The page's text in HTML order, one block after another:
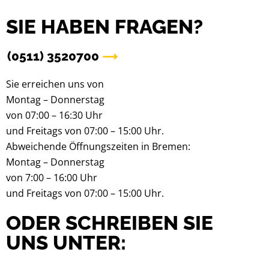
SIE HABEN FRAGEN?
(0511) 3520700
Sie erreichen uns von
Montag – Donnerstag
von 07:00 – 16:30 Uhr
und Freitags von 07:00 – 15:00 Uhr.
Abweichende Öffnungszeiten in Bremen:
Montag – Donnerstag
von 7:00 – 16:00 Uhr
und Freitags von 07:00 – 15:00 Uhr.
ODER SCHREIBEN SIE
UNS UNTER: